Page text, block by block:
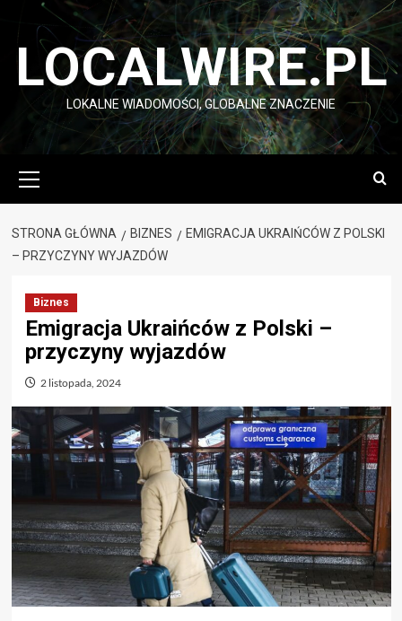
Przejdź
LOCALWIRE.PL
LOKALNE WIADOMOŚCI, GLOBALNE ZNACZENIE
główne
STRONA GŁÓWNA BIZNES
EMIGRACJA UKRAIŃCÓW Z POLSKI
– PRZYCZYNY WYJAZDÓW
Biznes
Emigracja Ukraińców z Polski –
przyczyny wyjazdów
2 listopada, 2024